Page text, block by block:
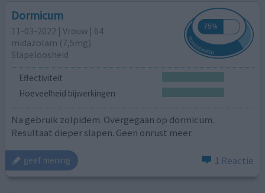
Dormicum
11-03-2022 | Vrouw | 64
midazolam (7,5mg)
Slapeloosheid
Effectiviteit
Hoeveelheid bijwerkingen
Na gebruik zolpidem. Overgegaan op dormicum.
Resultaat dieper slapen. Geen onrust meer.
geef mening 1 Reactie